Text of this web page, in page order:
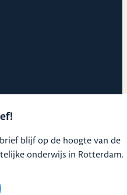
blijf op de hoogte van de
onderwijs in Rotterdam.